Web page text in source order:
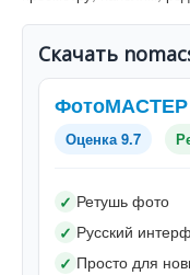
Скачать
ФотоМАСТЕР
Оценка 9.7
✓ Ретушь фото
✓ Русский
✓ Просто для